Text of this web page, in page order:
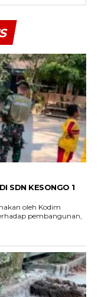
SDN KESONGO 1
oleh Kodim
pembangunan,